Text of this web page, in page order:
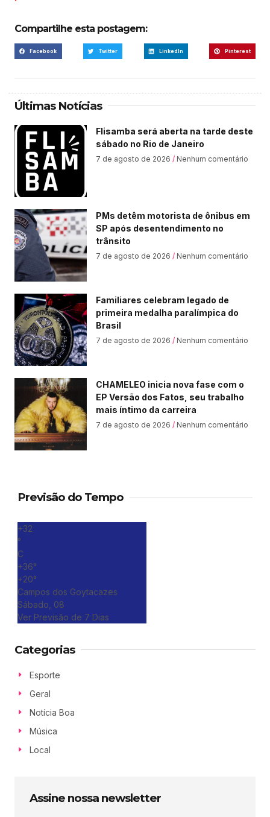
Compartilhe esta postagem:
Facebook Twitter LinkedIn Pinterest
Últimas Notícias
Flisamba será aberta na tarde deste
sábado no Rio de Janeiro
7 de agosto de 2026 Nenhum comentário
PMs detêm motorista de ônibus em
SP após desentendimento no
trânsito
7 de agosto de 2026 Nenhum comentário
Familiares celebram legado de
primeira medalha paralímpica do
Brasil
7 de agosto de 2026 Nenhum comentário
CHAMELEO inicia nova fase com o
EP Versão dos Fatos, seu trabalho
mais íntimo da carreira
7 de agosto de 2026 Nenhum comentário
Previsão do Tempo
+32
°
C
+36°
+20°
Campos dos Goytacazes
Sábado, 08
Ver Previsão de 7 Dias
Categorias
Esporte
Geral
Notícia Boa
Música
Local
Assine nossa newsletter